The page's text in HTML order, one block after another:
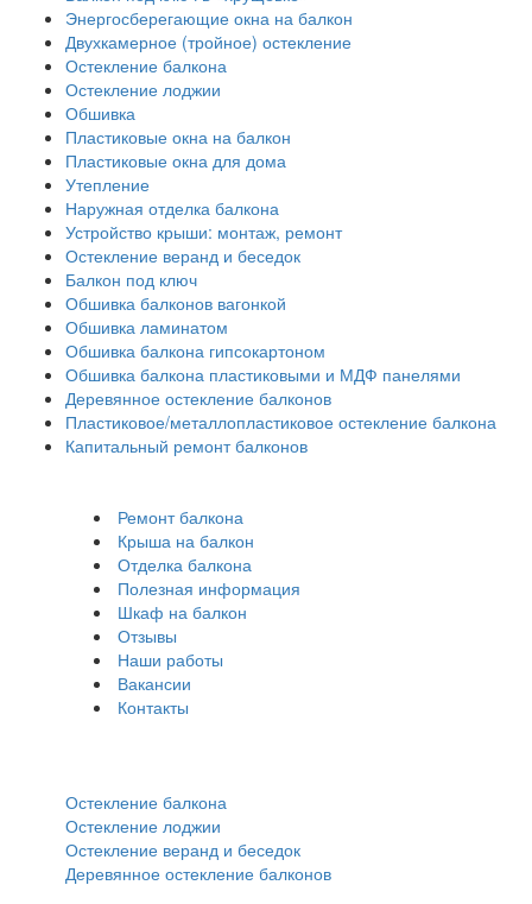
Энергосберегающие окна на балкон
Двухкамерное (тройное) остекление
Остекление балкона
Остекление лоджии
Обшивка
Пластиковые окна на балкон
Пластиковые окна для дома
Утепление
Наружная отделка балкона
Устройство крыши: монтаж, ремонт
Остекление веранд и беседок
Балкон под ключ
Обшивка балконов вагонкой
Обшивка ламинатом
Обшивка балкона гипсокартоном
Обшивка балкона пластиковыми и МДФ панелями
Деревянное остекление балконов
Пластиковое/металлопластиковое остекление балкона
Капитальный ремонт балконов
Ремонт балкона
Крыша на балкон
Отделка балкона
Полезная информация
Шкаф на балкон
Отзывы
Наши работы
Вакансии
Контакты
Остекление балкона
Остекление лоджии
Остекление веранд и беседок
Деревянное остекление балконов